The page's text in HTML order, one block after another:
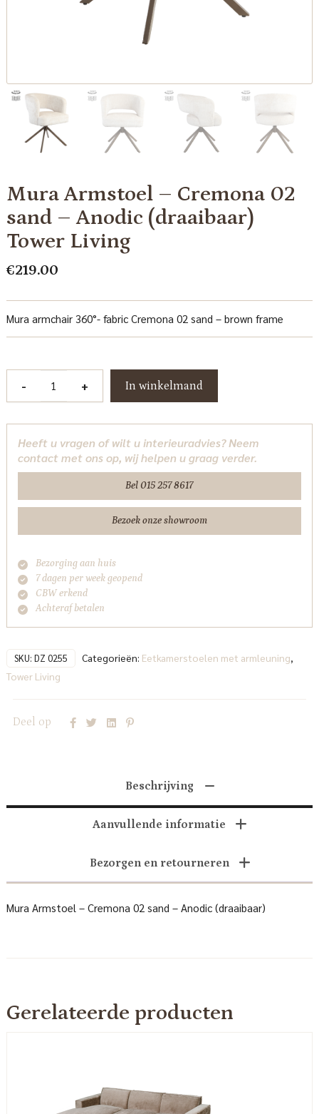
Mura Armstoel – Cremona 02
sand – Anodic (draaibaar)
Tower Living
€219.00
Mura armchair 360°- fabric Cremona 02 sand – brown frame
-
Cremona
sand
Anodic
aantal
+ In winkelmand
Heeft u vragen of wilt u interieuradvies? Neem
contact met ons op, wij helpen u graag verder.
Bel 015 257 8617
Bezoek onze showroom
Bezorging aan huis
7 dagen per week geopend
CBW erkend
Achteraf betalen
SKU: DZ 0255 Categorieën: Eetkamerstoelen met armleuning
Tower Living
Deel op
Beschrijving
Aanvullende informatie
Bezorgen en retourneren
Mura Armstoel – Cremona 02 sand – Anodic (draaibaar)
Gerelateerde producten